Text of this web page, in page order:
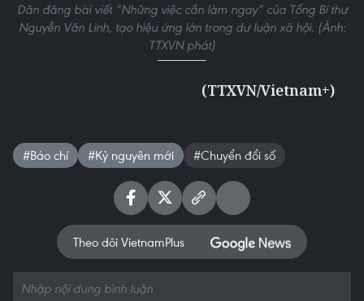
Dân đăng bài viết “Những việc cần làm ngay” của Tổng Bí thư
Nguyễn Văn Linh, tạo hiệu ứng lớn trong dư luận xã hội. (Ảnh:
TTXVN phát)
(TTXVN/Vietnam+)
#Báo chí #Kỷ nguyên mới #Chuyển đổi số
Theo dõi VietnamPlus